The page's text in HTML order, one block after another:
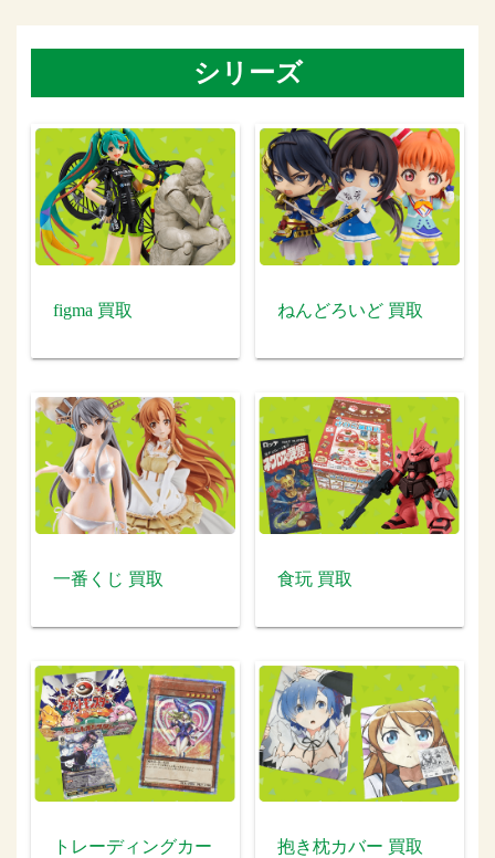
シリーズ
figma 買取 ねんどろいど 買取
一番くじ 買取 食玩 買取
トレーディングカー
抱き枕カバー 買取